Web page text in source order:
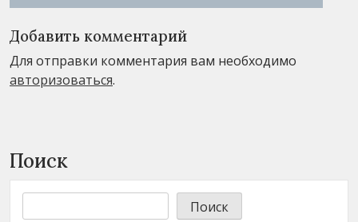
Добавить комментарий
Для отправки комментария вам необходимо
авторизоваться.
Поиск
Поиск